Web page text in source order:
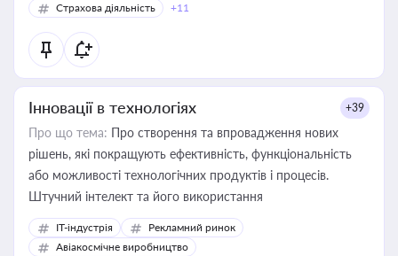
Страхова діяльність
+11
Інновації в технологіях +39
Про що тема: Про створення та впровадження нових
рішень, які покращують ефективність, функціональність
або можливості технологічних продуктів і процесів.
Штучний інтелект та його використання
IT-індустрія
Рекламний ринок
Авіакосмічне виробництво